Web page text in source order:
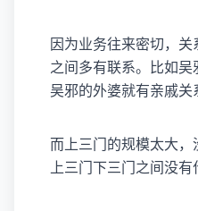
因为业务往来密切，
之间多有联系。比如
吴邪的外婆就有亲戚关
而上三门的规模太大
上三门下三门之间没有